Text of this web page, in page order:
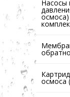
Насосы
осмоса)
осмоса